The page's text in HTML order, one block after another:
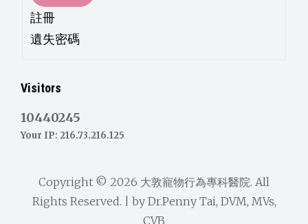
註冊
遺失密碼
Visitors
10440245
Your IP: 216.73.216.125
Copyright © 2026 大敦寵物行為專科醫院. All
Rights Reserved. | by Dr.Penny Tai, DVM, MVs,
CVB